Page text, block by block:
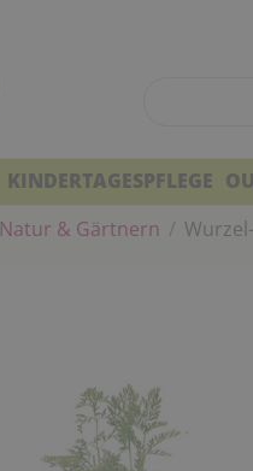
KINDERTAGESPFLEGE
Natur & Gärtnern